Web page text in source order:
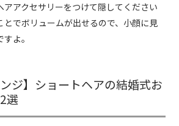
アアクセサリーをつけて隠してください
とでボリュームが出せるので、小顔に見
よ。
ンジ】ショートヘアの結婚式お
選